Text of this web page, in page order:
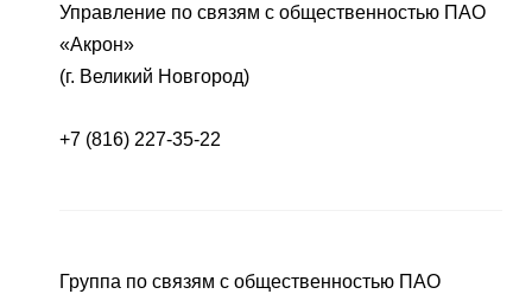
Управление по связям с общественностью ПАО
«Акрон»
(г. Великий Новгород)
+7 (816) 227-35-22
Группа по связям с общественностью ПАО